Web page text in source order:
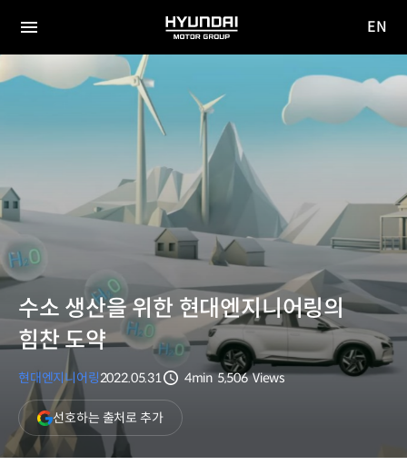
전체
메뉴
HYUNDAI
MOTOR
이동
EN
수소 생산을 위한 현대엔지니어링의
힘찬 도약
현대엔지니어링2022.05.31
4min 5,506 Views
선호하는 출처로 추가(새
창
열림)